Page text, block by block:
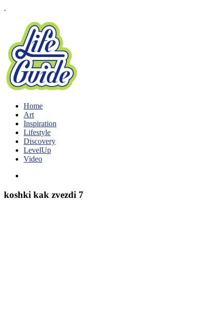
.
Home
Art
Inspiration
Lifestyle
Discovery
LevelUp
Video
koshki kak zvezdi 7